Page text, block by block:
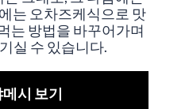
는 오차즈케식으로 맛
는 방법을 바꾸어가며
실 수 있습니다.
시 보기